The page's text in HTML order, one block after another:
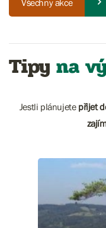
Všechny akce
Tipy na
Jestli plánujete přijet